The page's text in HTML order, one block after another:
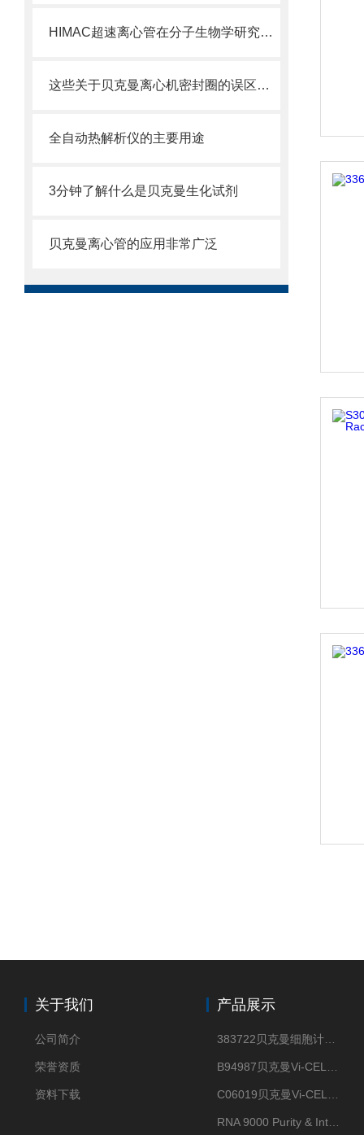
HIMAC超速离心管在分子生物学研究中的应用
这些关于贝克曼离心机密封圈的误区一定要明确
全自动热解析仪的主要用途
3分钟了解什么是贝克曼生化试剂
贝克曼离心管的应用非常广泛
关于我们
公司简介
荣誉资质
资料下载
产品展示